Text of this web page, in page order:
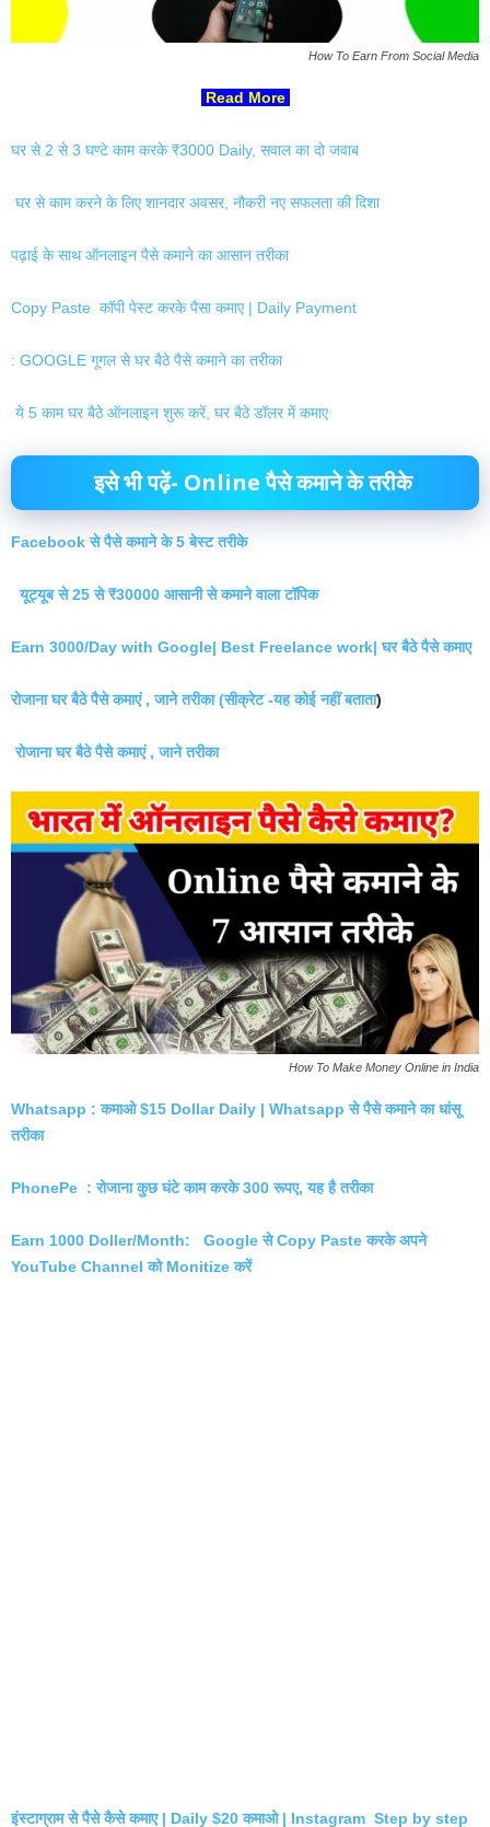
How To Earn From Social Media
Read More
घर से 2 से 3 घण्टे काम करके ₹3000 Daily, सवाल का दो जवाब
घर से काम करने के लिए शानदार अवसर, नौकरी नए सफलता की दिशा
पढ़ाई के साथ ऑनलाइन पैसे कमाने का आसान तरीका
Copy Paste कॉपी पेस्ट करके पैसा कमाए | Daily Payment
: GOOGLE गूगल से घर बैठे पैसे कमाने का तरीका
ये 5 काम घर बैठे ऑनलाइन शुरू करें, घर बैठे डॉलर में कमाए
इसे भी पढ़ें- Online पैसे कमाने के तरीके
Facebook से पैसे कमाने के 5 बेस्ट तरीके
यूट्यूब से 25 से ₹30000 आसानी से कमाने वाला टॉपिक
Earn 3000/Day with Google| Best Freelance work| घर बैठे पैसे कमाए
रोजाना घर बैठे पैसे कमाएं , जाने तरीका (सीक्रेट -यह कोई नहीं बताता)
रोजाना घर बैठे पैसे कमाएं , जाने तरीका
How To Make Money Online in India
Whatsapp : कमाओ $15 Dollar Daily | Whatsapp से पैसे कमाने का धांसू
तरीका
PhonePe : रोजाना कुछ घंटे काम करके 300 रूपए, यह है तरीका
Earn 1000 Doller/Month: Google से Copy Paste करके अपने
YouTube Channel को Monitize करें
इंस्टाग्राम से पैसे कैसे कमाए | Daily $20 कमाओ | Instagram Step by step